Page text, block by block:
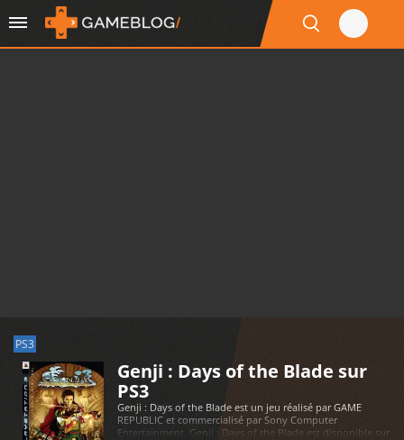
PS3
Genji : Days of the Blade sur
PS3
Genji : Days of the Blade est un jeu réalisé par GAME
REPUBLIC et commercialisé par Sony Computer
Entertainment. Genji : Days of the Blade est disponible sur